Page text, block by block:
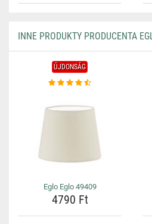
INNE PRODUKTY PRODUCENTA
ÚJDONSÁG
Eglo Eglo 49409
4790 Ft